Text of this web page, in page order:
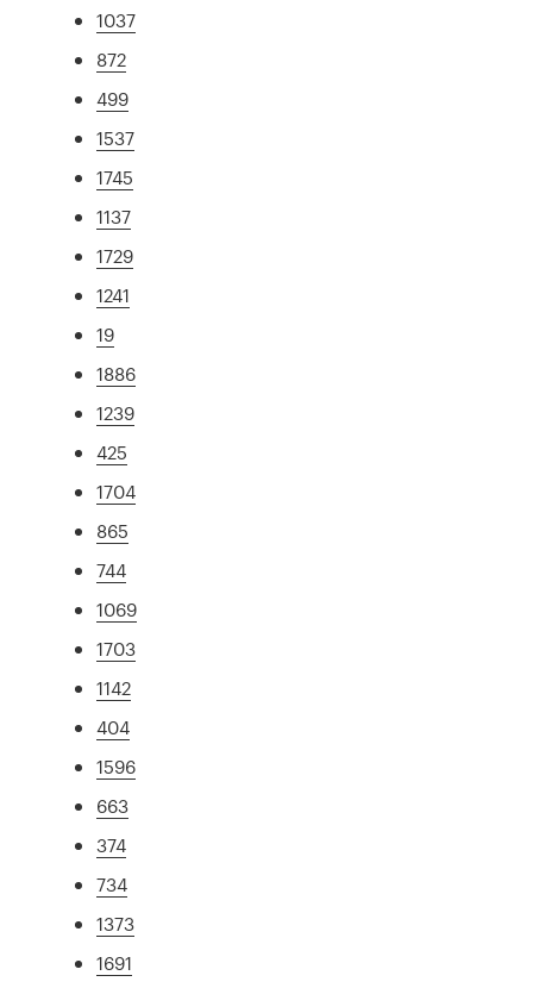
1037
872
499
1537
1745
1137
1729
1241
19
1886
1239
425
1704
865
744
1069
1703
1142
404
1596
663
374
734
1373
1691